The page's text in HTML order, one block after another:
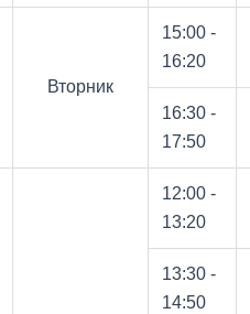
Вторник
15:00 -
16:20
16:30 -
17:50
12:00 -
13:20
13:30 -
14:50